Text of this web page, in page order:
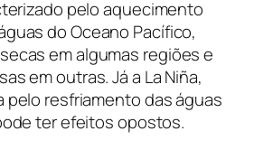
pelo aquecimento
do Oceano Pacífico,
em algumas regiões e
em outras. Já a La Niña,
pelo resfriamento das águas
ter efeitos opostos.